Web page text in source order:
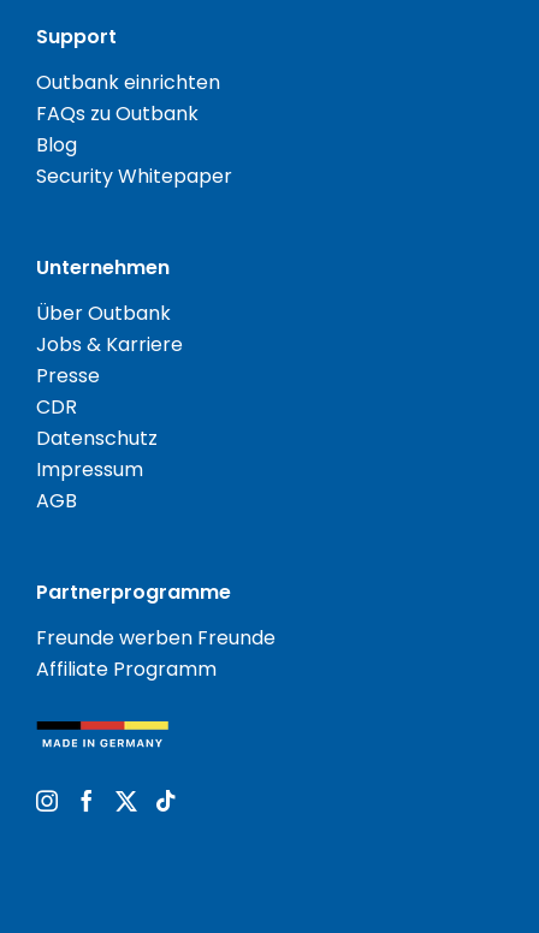
Support
Outbank einrichten
FAQs zu Outbank
Blog
Security Whitepaper
Unternehmen
Über Outbank
Jobs & Karriere
Presse
CDR
Datenschutz
Impressum
AGB
Partnerprogramme
Freunde werben Freunde
Affiliate Programm